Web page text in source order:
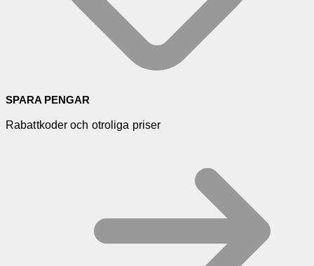
SPARA PENGAR
Rabattkoder och otroliga priser